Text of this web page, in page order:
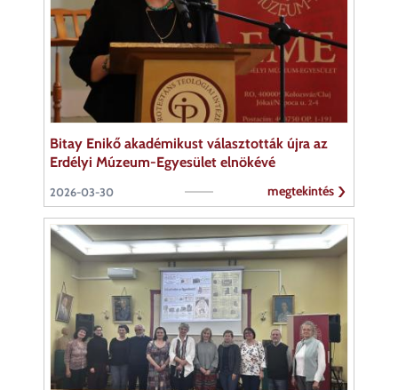
Bitay Enikő akadémikust választották újra az
Erdélyi Múzeum-Egyesület elnökévé
2026-03-30 megtekintés